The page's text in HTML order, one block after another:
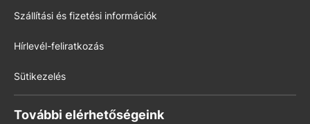
Szállítási és fizetési információk
Hírlevél-feliratkozás
Sütikezelés
További elérhetőségeink